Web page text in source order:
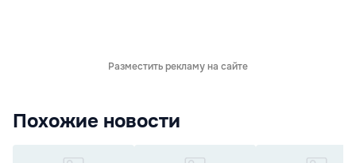
Разместить рекламу на сайте
Похожие новости